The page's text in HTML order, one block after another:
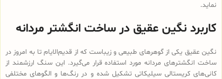
نماید.
کاربرد نگین عقیق در ساخت انگشتر مردانه
نگین عقیق یکی از گوهرهای طبیعی و زیباست که از قدیم‌الایام تا به امروز در
ساخت انگشترهای مردانه مورد استفاده قرار می‌گیرد. این سنگ ارزشمند از
کانی‌های کریستالی سیلیکاتی تشکیل شده و در رنگ‌ها و الگوهای مختلفی